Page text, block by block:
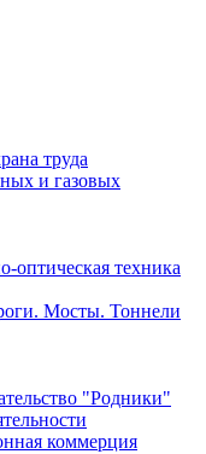
труда
и газовых
техника
Мосты. Тоннели
"Родники"
коммерция